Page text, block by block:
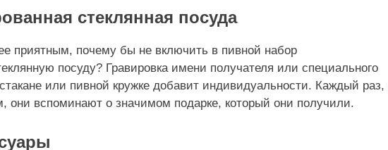
стеклянная посуда
приятным, почему бы не включить в пивной набор
посуду? Гравировка имени получателя или специального
или пивной кружке добавит индивидуальности. Каждый раз,
они вспоминают о значимом подарке, который они получили.